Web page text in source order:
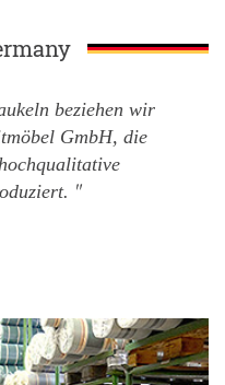
beziehen wir
GmbH, die